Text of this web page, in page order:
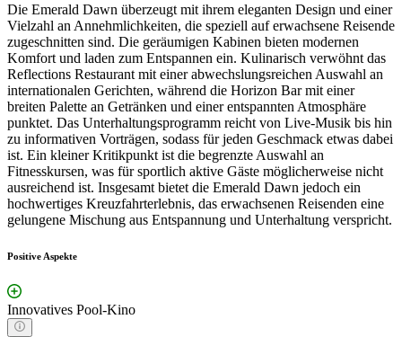
Die Emerald Dawn überzeugt mit ihrem eleganten Design und einer
Vielzahl an Annehmlichkeiten, die speziell auf erwachsene Reisende
zugeschnitten sind. Die geräumigen Kabinen bieten modernen
Komfort und laden zum Entspannen ein. Kulinarisch verwöhnt das
Reflections Restaurant mit einer abwechslungsreichen Auswahl an
internationalen Gerichten, während die Horizon Bar mit einer
breiten Palette an Getränken und einer entspannten Atmosphäre
punktet. Das Unterhaltungsprogramm reicht von Live-Musik bis hin
zu informativen Vorträgen, sodass für jeden Geschmack etwas dabei
ist. Ein kleiner Kritikpunkt ist die begrenzte Auswahl an
Fitnesskursen, was für sportlich aktive Gäste möglicherweise nicht
ausreichend ist. Insgesamt bietet die Emerald Dawn jedoch ein
hochwertiges Kreuzfahrterlebnis, das erwachsenen Reisenden eine
gelungene Mischung aus Entspannung und Unterhaltung verspricht.
Positive Aspekte
Innovatives Pool-Kino